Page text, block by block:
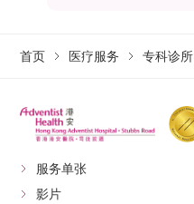
首页 医疗服务 专科诊所
服务单张
影片